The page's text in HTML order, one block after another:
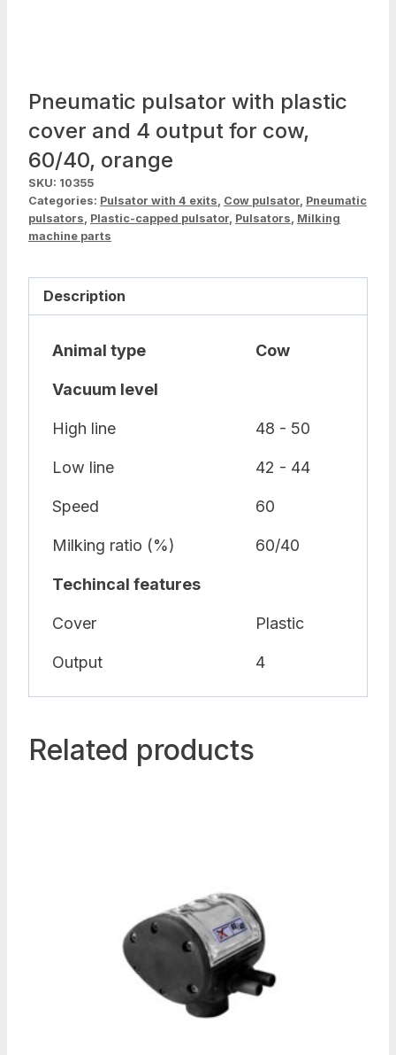
Pneumatic pulsator with plastic
cover and 4 output for cow,
60/40, orange
SKU: 10355
Categories: Pulsator with 4 exits, Cow pulsator, Pneumatic
pulsators, Plastic-capped pulsator, Pulsators, Milking
machine parts
Description
Animal type Cow
Vacuum level
High line 48 - 50
Low line 42 - 44
Speed 60
Milking ratio (%) 60/40
Techincal features
Cover Plastic
Output 4
Related products